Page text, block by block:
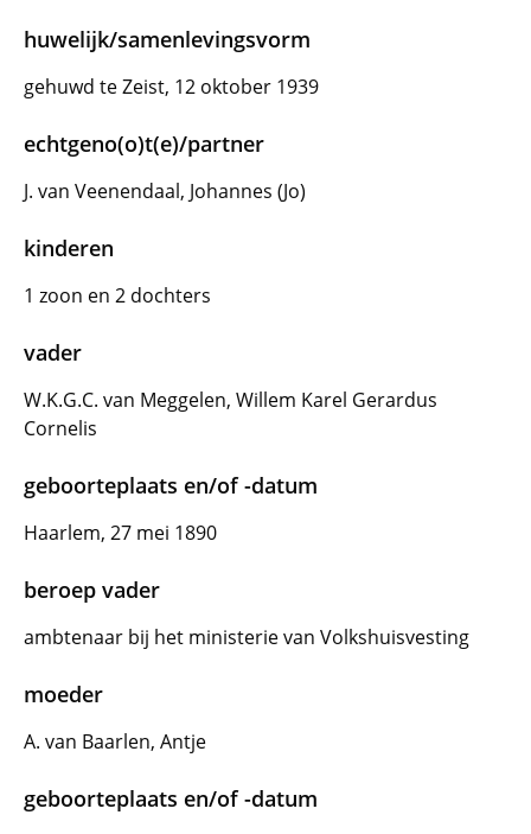
huwelijk/samenlevingsvorm
gehuwd te Zeist, 12 oktober 1939
echtgeno(o)t(e)/partner
J. van Veenendaal, Johannes (Jo)
kinderen
1 zoon en 2 dochters
vader
W.K.G.C. van Meggelen, Willem Karel Gerardus
Cornelis
geboorteplaats en/of -datum
Haarlem, 27 mei 1890
beroep vader
ambtenaar bij het ministerie van Volkshuisvesting
moeder
A. van Baarlen, Antje
geboorteplaats en/of -datum